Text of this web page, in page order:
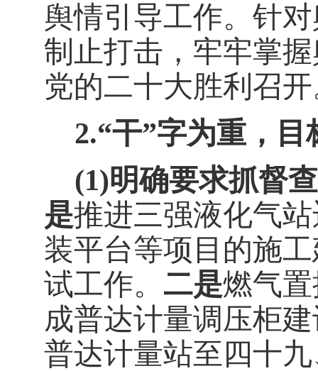
舆情引导工作。针
制止打击，牢牢掌
党的二十大胜利召
2.“干”字为重，
(1)明确要求抓督
是推进三强液化气
装平台等项目的施
试工作。 二是燃气
成普达计量调压柜
普达计量站至四十